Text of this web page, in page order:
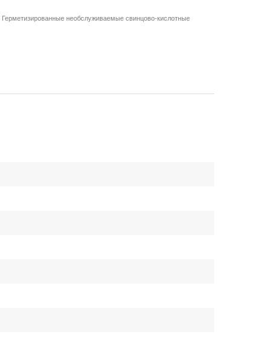
Герметизированные необслуживаемые свинцово-кислотные